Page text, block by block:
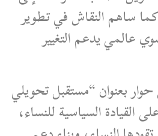
ساهم النقاش في تطوير
عالمي يدعم التغيير
بعنوان “مستقبل تحويلي
القيادة السياسية للنساء،